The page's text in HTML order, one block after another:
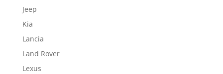
Jeep
Kia
Lancia
Land Rover
Lexus